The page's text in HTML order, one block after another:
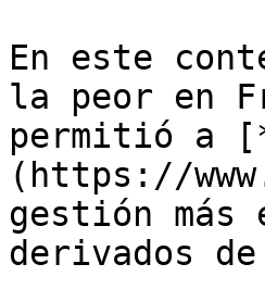
En este
la peor en
permitió a
(https://
gestión
derivados